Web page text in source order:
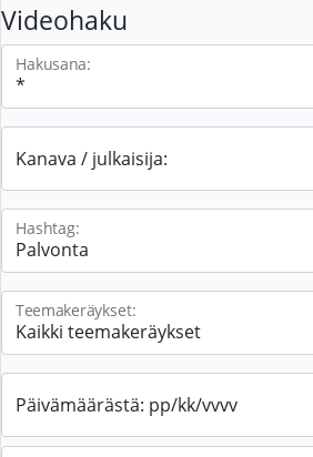
Videohaku
Hakusana:
Kanava / julkaisija:
Hashtag:
Teemakeräykset:
Päivämäärästä: pp/kk/vvvv